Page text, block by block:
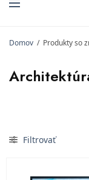
Domov / Produkty so
Filtrovať